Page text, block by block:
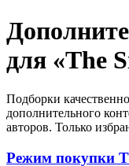
для «The
Подборки
дополнительного
авторов. Только
Режим покупки